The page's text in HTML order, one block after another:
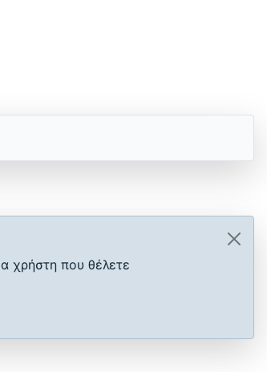
χρήστη που θέλετε